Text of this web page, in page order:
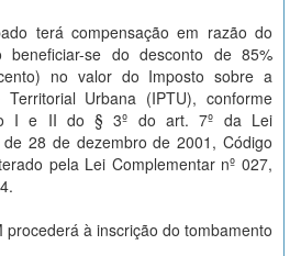
terá compensação em razão do
beneficiar-se do desconto de 85%
no valor do Imposto sobre a
Urbana (IPTU), conforme
I e II do § 3º do art. 7º da Lei
28 de dezembro de 2001, Código
pela Lei Complementar nº 027,
procederá à inscrição do tombamento